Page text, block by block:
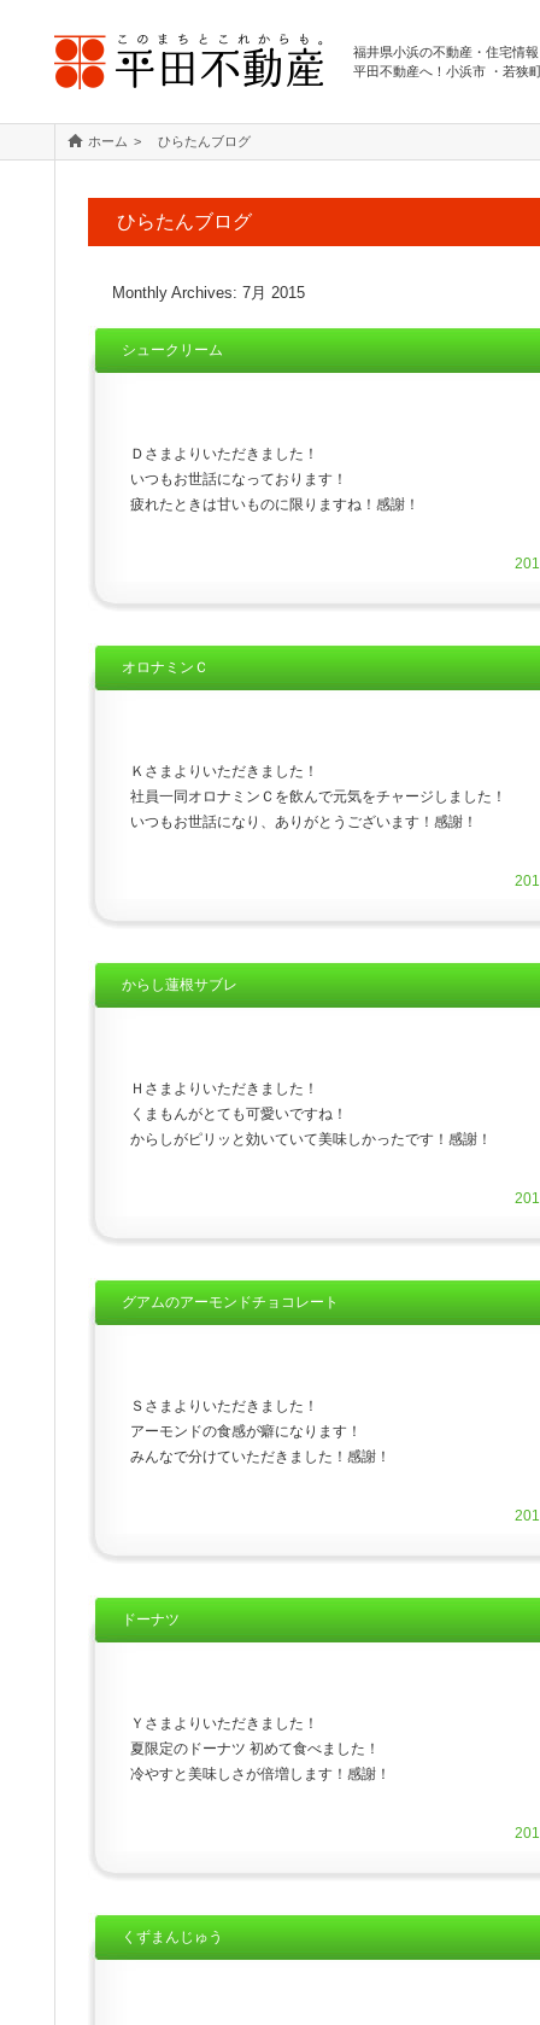
福井県小浜の不動産・住宅情
平田不動産へ！小浜市 ・若狭
ホーム ひらたんブログ
ひらたんブログ
Monthly Archives: 7月 2015
シュークリーム
Ｄさまよりいただきました！
いつもお世話になっております！
疲れたときは甘いものに限りますね！感謝！
オロナミンＣ
Ｋさまよりいただきました！
社員一同オロナミンＣを飲んで元気をチャージしました！
いつもお世話になり、ありがとうございます！感謝！
からし蓮根サブレ
Ｈさまよりいただきました！
くまもんがとても可愛いですね！
からしがピリッと効いていて美味しかったです！感謝！
グアムのアーモンドチョコレート
Ｓさまよりいただきました！
アーモンドの食感が癖になります！
みんなで分けていただきました！感謝！
ドーナツ
Ｙさまよりいただきました！
夏限定のドーナツ 初めて食べました！
冷やすと美味しさが倍増します！感謝！
くずまんじゅう